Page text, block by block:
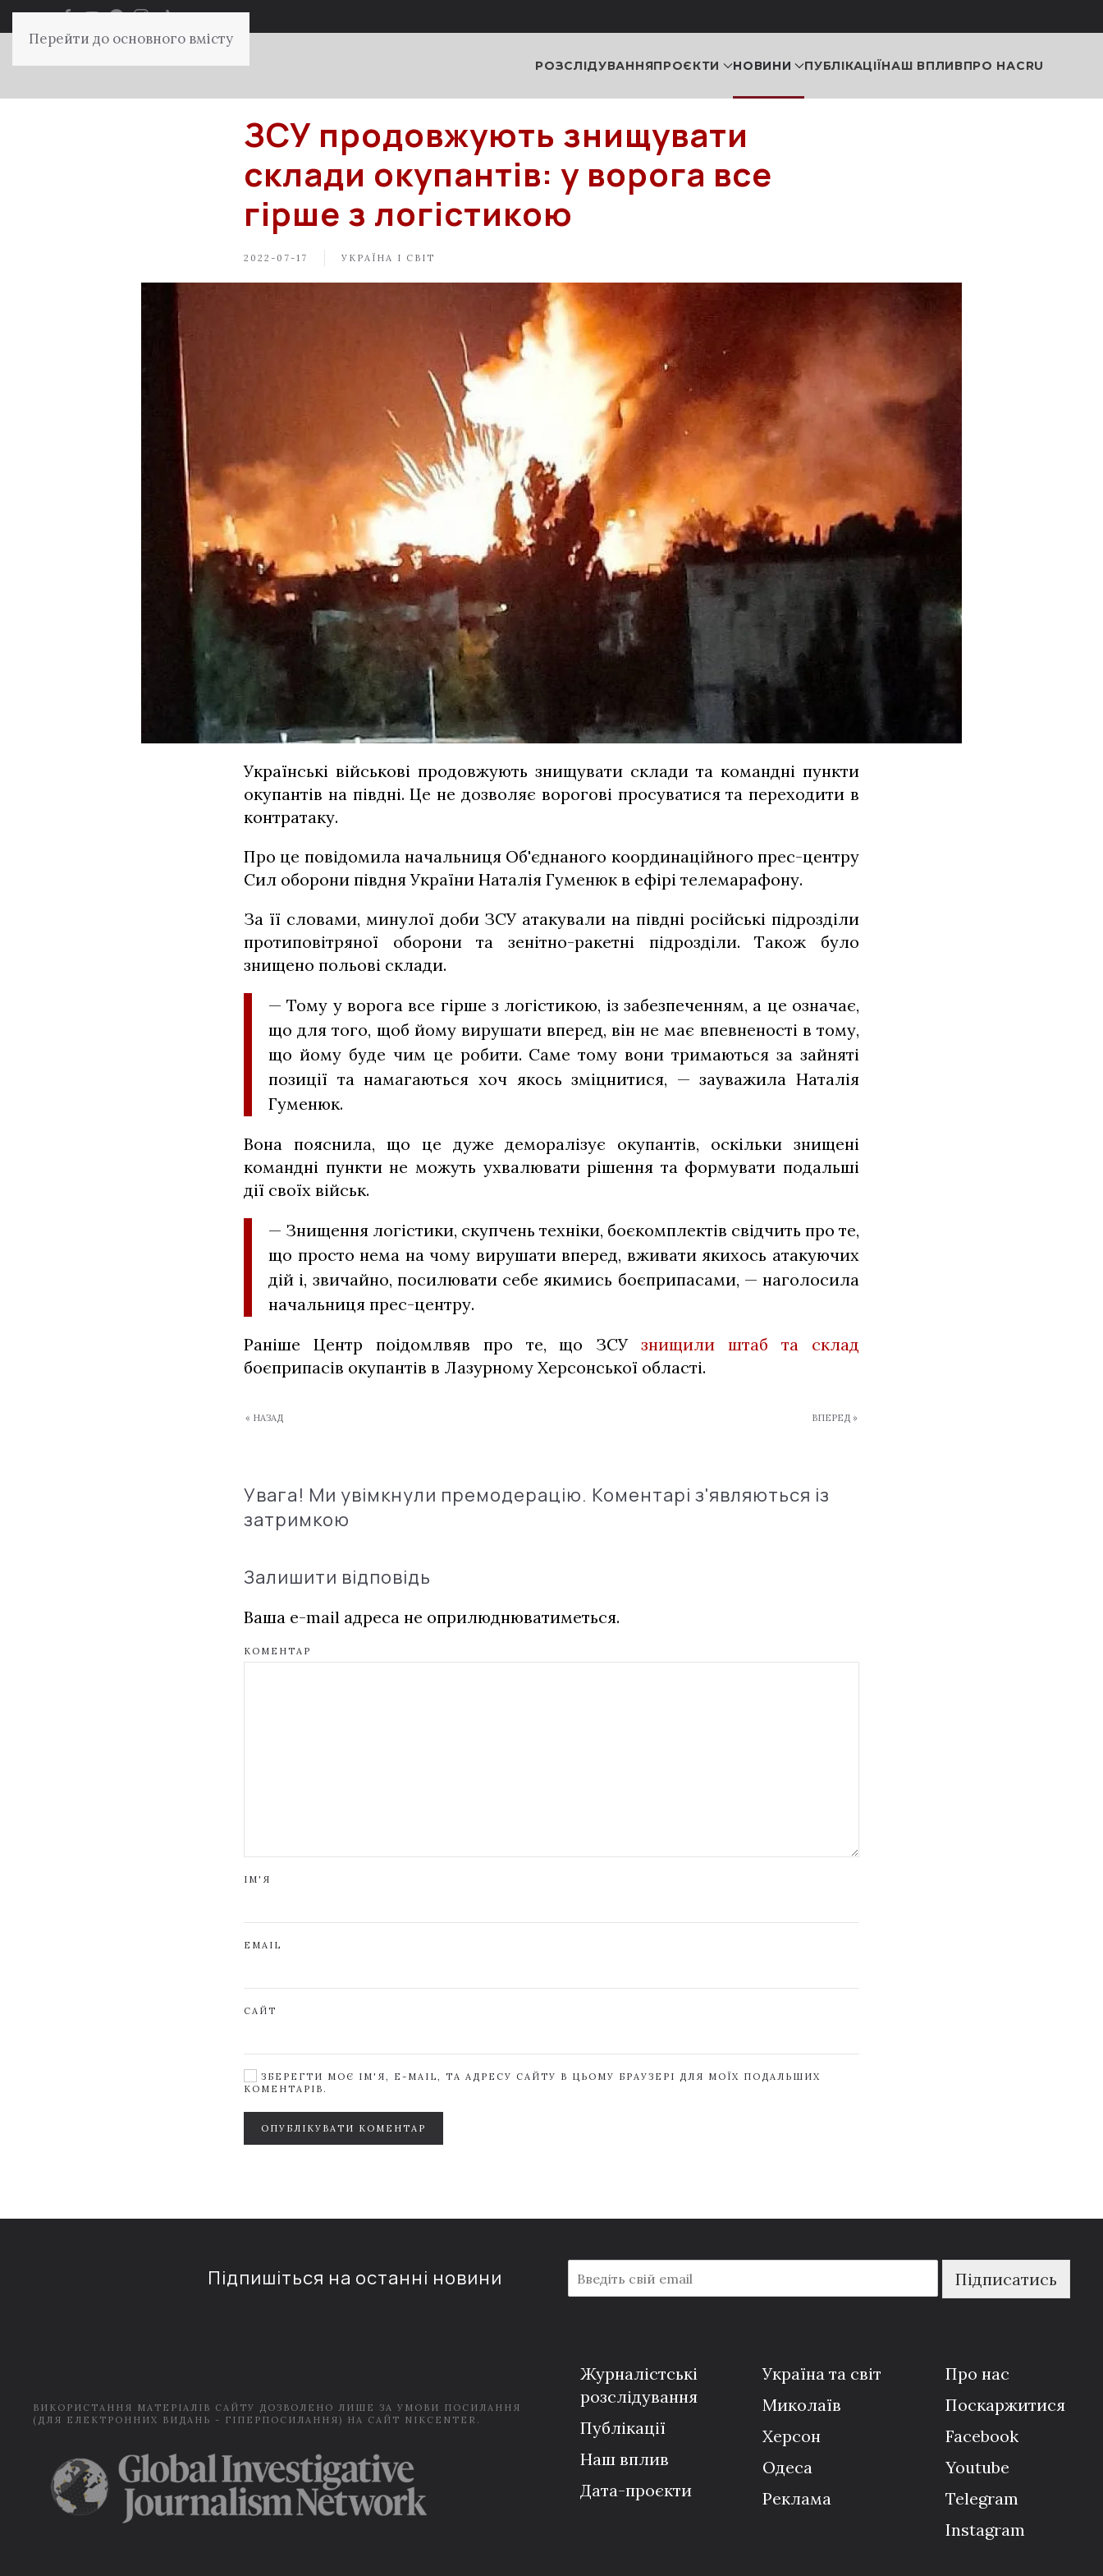
Перейти до основного вмісту
РОЗСЛІДУВАННЯПРОЄКТИ НОВИНИ ПУБЛІКАЦІЇНАШ ВПЛИВПРО НАСRU
ЗСУ продовжують знищувати
склади окупантів: у ворога все
гірше з логістикою
2022-07-17 УКРАЇНА І СВІТ
Українські військові продовжують знищувати склади та командні пункти
окупантів на півдні. Це не дозволяє ворогові просуватися та переходити в
контратаку.
Про це повідомила начальниця Об'єднаного координаційного прес-центру
Сил оборони півдня України Наталія Гуменюк в ефірі телемарафону.
За її словами, минулої доби ЗСУ атакували на півдні російські підрозділи
протиповітряної оборони та зенітно-ракетні підрозділи. Також було
знищено польові склади.
— Тому у ворога все гірше з логістикою, із забезпеченням, а це означає,
що для того, щоб йому вирушати вперед, він не має впевненості в тому,
що йому буде чим це робити. Саме тому вони тримаються за зайняті
позиції та намагаються хоч якось зміцнитися, — зауважила Наталія
Гуменюк.
Вона пояснила, що це дуже деморалізує окупантів, оскільки знищені
командні пункти не можуть ухвалювати рішення та формувати подальші
дії своїх військ.
— Знищення логістики, скупчень техніки, боєкомплектів свідчить про те,
що просто нема на чому вирушати вперед, вживати якихось атакуючих
дій і, звичайно, посилювати себе якимись боєприпасами, — наголосила
начальниця прес-центру.
Раніше Центр поідомлвяв про те, що ЗСУзнищили штаб та склад
боєприпасів окупантів в Лазурному Херсонської області.
« НАЗАД ВПЕРЕД »
Увага! Ми увімкнули премодерацію. Коментарі з'являються із
затримкою
Залишити відповідь
Ваша e-mail адреса не оприлюднюватиметься.
КОМЕНТАР
ІМ'Я
EMAIL
САЙТ
ЗБЕРЕГТИ МОЄ ІМ'Я, E-MAIL, ТА АДРЕСУ САЙТУ В ЦЬОМУ БРАУЗЕРІ ДЛЯ МОЇХ ПОДАЛЬШИХ
КОМЕНТАРІВ.
ОПУБЛІКУВАТИ КОМЕНТАР
Підпишіться на останні новини
m
a
Підписатись
ВИКОРИСТАННЯ МАТЕРІАЛІВ САЙТУ ДОЗВОЛЕНО ЛИШЕ ЗА УМОВИ ПОСИЛАННЯ
(ДЛЯ ЕЛЕКТРОННИХ ВИДАНЬ - ГІПЕРПОСИЛАННЯ) НА САЙТ NIKCENTER.
Журналістські
розслідування
Публікації
Наш вплив
Дата-проєкти
Україна та світ
Миколаїв
Херсон
Одеса
Реклама
Про нас
Поскаржитися
Facebook
Youtube
Telegram
Instagram